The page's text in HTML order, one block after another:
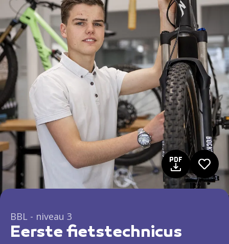
BBL - niveau 3
Eerste fietstechnicus